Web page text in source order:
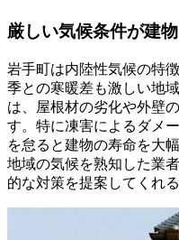
厳しい気候条件が建
岩手町は内陸性気候の特
季との寒暖差も激しい地
は、屋根材の劣化や外壁
す。特に凍害によるダメ
を怠ると建物の寿命を大
地域の気候を熟知した業
的な対策を提案してくれる